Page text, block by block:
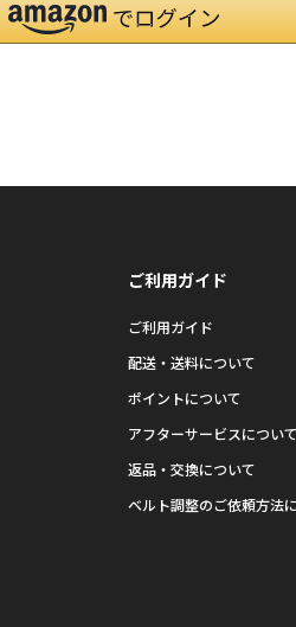
ご利用ガイド
ご利用ガイド
配送・送料について
ポイントについて
アフターサービスについて
返品・交換について
ベルト調整のご依頼方法